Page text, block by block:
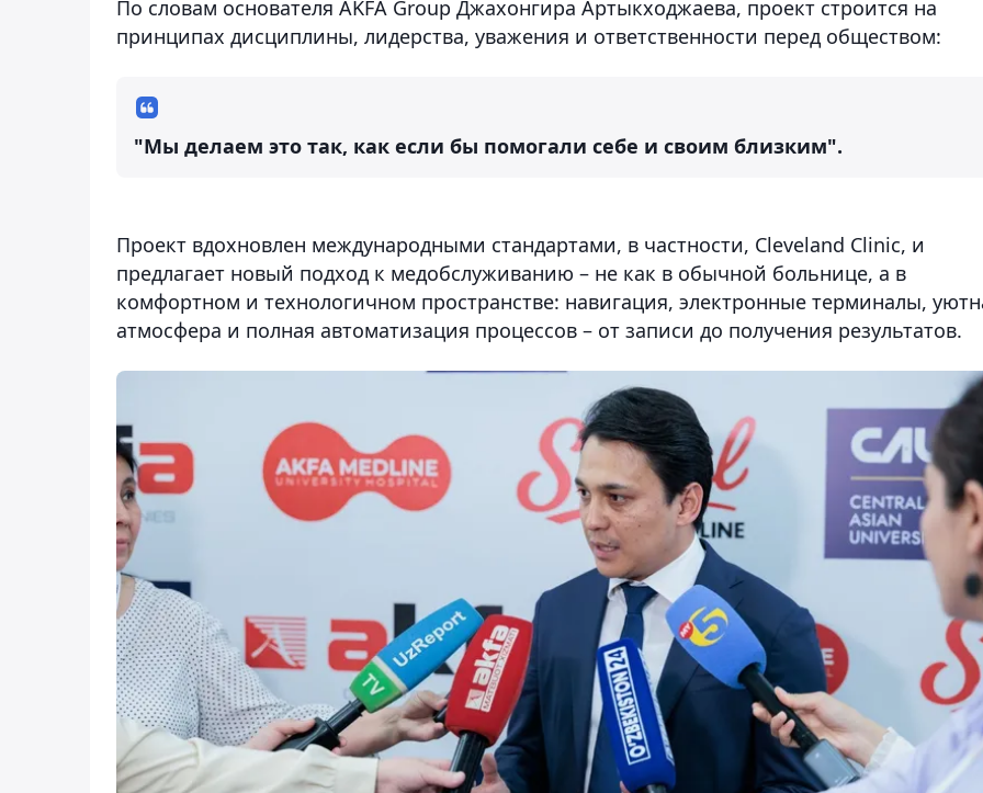
По словам основателя AKFA Group Джахонгира Артыкходжаева, проект строится на
принципах дисциплины, лидерства, уважения и ответственности перед обществом:
"Мы делаем это так, как если бы помогали себе и своим близким".
Проект вдохновлен международными стандартами, в частности, Cleveland Clinic, и
предлагает новый подход к медобслуживанию – не как в обычной больнице, а в
комфортном и технологичном пространстве: навигация, электронные терминалы,
атмосфера и полная автоматизация процессов – от записи до получения результатов.